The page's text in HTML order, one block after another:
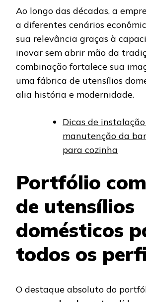
Ao longo das décadas, a
a diferentes cenários
sua relevância graças à
inovar sem abrir mão da
combinação fortalece sua
uma fábrica de utensílios
alia história e modernidade.
Dicas de
manutenção da
para cozinha
Portfólio
de utensílios
domésticos
todos os
O destaque absoluto do